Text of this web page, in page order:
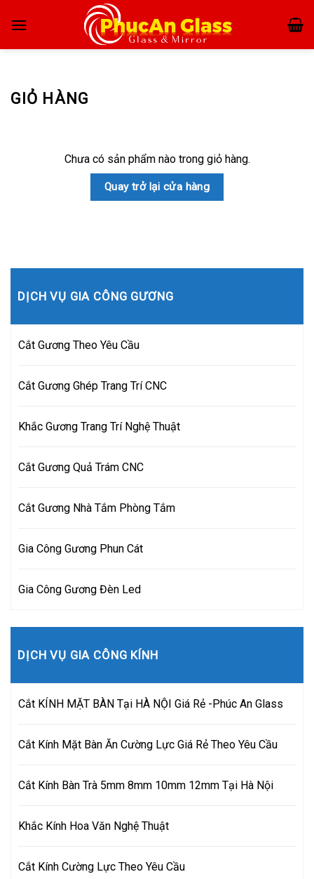
GIỎ HÀNG
Chưa có sản phẩm nào trong giỏ hàng.
Quay trở lại cửa hàng
DỊCH VỤ GIA CÔNG GƯƠNG
Cắt Gương Theo Yêu Cầu
Cắt Gương Ghép Trang Trí CNC
Khắc Gương Trang Trí Nghệ Thuật
Cắt Gương Quả Trám CNC
Cắt Gương Nhà Tắm Phòng Tắm
Gia Công Gương Phun Cát
Gia Công Gương Đèn Led
DỊCH VỤ GIA CÔNG KÍNH
Cắt KÍNH MẶT BÀN Tại HÀ NỘI Giá Rẻ -Phúc An Glass
Cắt Kính Mặt Bàn Ăn Cường Lực Giá Rẻ Theo Yêu Cầu
Cắt Kính Bàn Trà 5mm 8mm 10mm 12mm Tại Hà Nội
Khắc Kính Hoa Văn Nghệ Thuật
Cắt Kính Cường Lực Theo Yêu Cầu